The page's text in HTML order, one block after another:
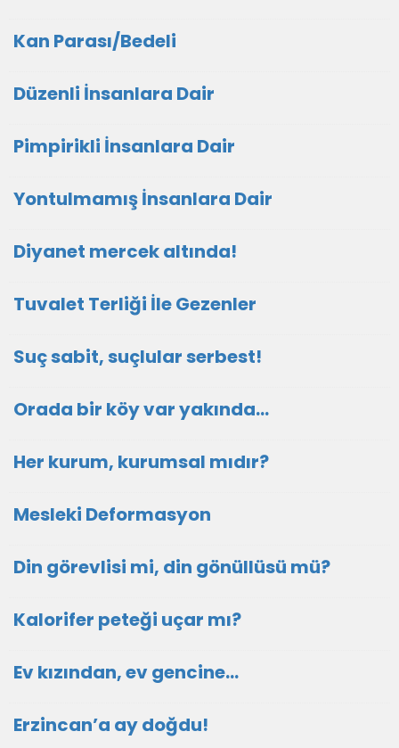
Kan Parası/Bedeli
Düzenli İnsanlara Dair
Pimpirikli İnsanlara Dair
Yontulmamış İnsanlara Dair
Diyanet mercek altında!
Tuvalet Terliği İle Gezenler
Suç sabit, suçlular serbest!
Orada bir köy var yakında...
Her kurum, kurumsal mıdır?
Mesleki Deformasyon
Din görevlisi mi, din gönüllüsü mü?
Kalorifer peteği uçar mı?
Ev kızından, ev gencine...
Erzincan’a ay doğdu!